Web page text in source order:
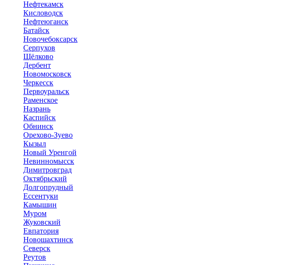
Нефтекамск
Кисловодск
Нефтеюганск
Батайск
Новочебоксарск
Серпухов
Щёлково
Дербент
Новомосковск
Черкесск
Первоуральск
Раменское
Назрань
Каспийск
Обнинск
Орехово-Зуево
Кызыл
Новый Уренгой
Невинномысск
Димитровград
Октябрьский
Долгопрудный
Ессентуки
Камышин
Муром
Жуковский
Евпатория
Новошахтинск
Северск
Реутов